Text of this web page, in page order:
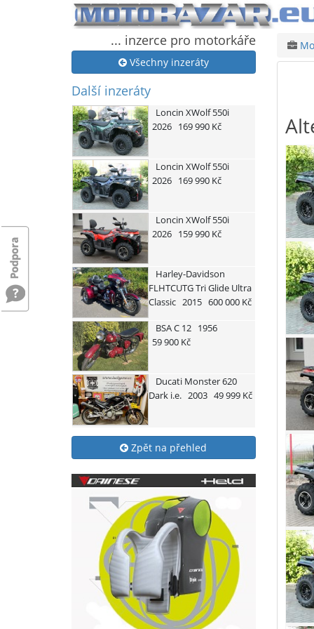
... inzerce pro motorkáře
Všechny inzeráty
Další inzeráty
Loncin XWolf 550i
2026 169 990 Kč
Loncin XWolf 550i
2026 169 990 Kč
Loncin XWolf 550i
2026 159 990 Kč
Harley-Davidson
FLHTCUTG Tri Glide Ultra
Classic 2015 600 000 Kč
BSAC 12 1956
59 900 Kč
DucatiMonster 620
Dark i.e. 2003 49 999 Kč
Zpět na přehled